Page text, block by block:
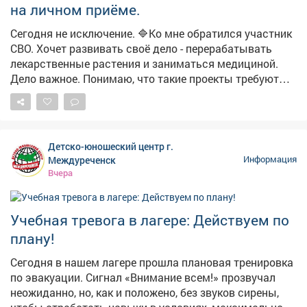
на личном приёме.
Сегодня не исключение. 🔷Ко мне обратился участник
СВО. Хочет развивать своё дело - перерабатывать
лекарственные растения и заниматься медициной.
Дело важное. Понимаю, что такие проекты требуют
времени и средств. Но первый шаг уже сделан -
проконсультировали по мерам поддержки для
Подрядчик отказался устранять недостатки по
гарантии. В таких случаях - только суд. Поможем с
консультацией, но решение за ними. Записаться на
17:00, по телефону: 32-16-75.
Детско-юношеский центр г.
Междуреченск
Вчера
Информация
Учебная тревога в лагере: Действуем по
плану!
Сегодня в нашем лагере прошла плановая тренировка
по эвакуации. Сигнал «Внимание всем!» прозвучал
неожиданно, но, как и положено, без звуков сирены,